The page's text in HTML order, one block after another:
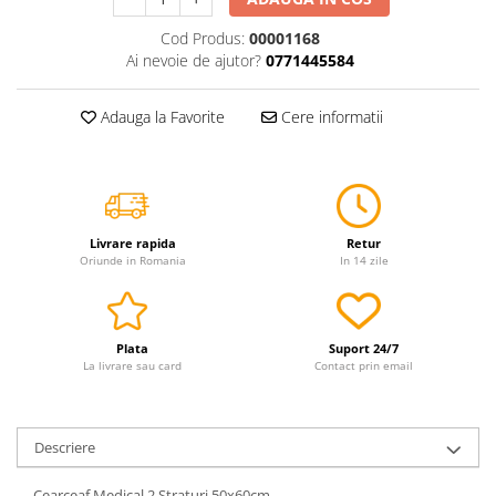
Cod Produs: 00001168
Ai nevoie de ajutor? 0771445584
Adauga la Favorite Cere informatii
Livrare rapida
Oriunde in Romania
Retur
In 14 zile
Plata
La livrare sau card
Suport 24/7
Contact prin email
Descriere